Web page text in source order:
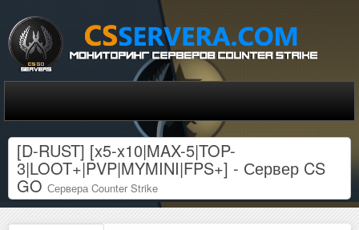
[D-RUST] [x5-x10|MAX-5|TOP-
3|LOOT+|PVP|MYMINI|FPS+] - Сервер CS
GO Сервера Counter Strike